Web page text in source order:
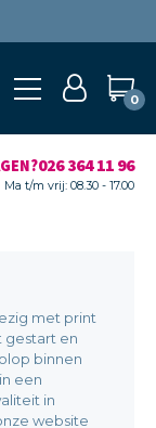
0
026 364 11 96
Ma t/m vrij: 08.30 - 17.00
met print
gestart en
binnen
een
in
website